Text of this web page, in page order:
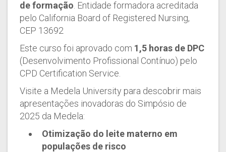
de formação . Entidade formadora acreditada
pelo California Board of Registered Nursing,
CEP 13692
Este curso foi aprovado com 1,5 horas de DPC
(Desenvolvimento Profissional Contínuo) pelo
CPD Certification Service.
Visite a Medela University para descobrir mais
apresentações inovadoras do Simpósio de
2025 da Medela:
Otimização do leite materno em
populações de risco